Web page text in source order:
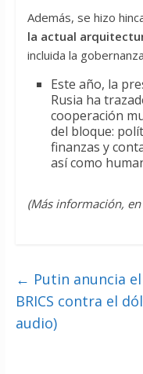
Además, se hizo
la actual
incluida la
Este año, la
Rusia ha
cooperación
del bloque:
finanzas y
así como
(Más información, en
← Putin anuncia
BRICS contra el
audio)